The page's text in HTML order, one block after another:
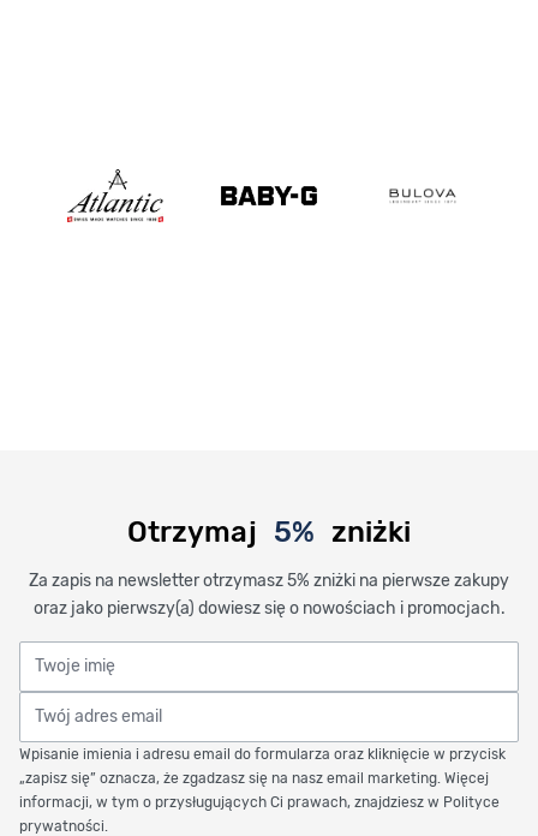
Otrzymaj 5% zniżki
Za zapis na newsletter otrzymasz 5% zniżki na pierwsze zakupy
oraz jako pierwszy(a) dowiesz się o nowościach i promocjach.
Twoje imię
Twój adres email
Wpisanie imienia i adresu email do formularza oraz kliknięcie w przycisk
„zapisz się” oznacza, że zgadzasz się na nasz email marketing. Więcej
informacji, w tym o przysługujących Ci prawach, znajdziesz w Polityce
prywatności.